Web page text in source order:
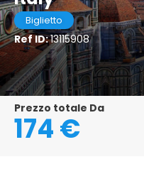
Biglietto
Ref ID:13115908
Prezzo totale Da
174 €